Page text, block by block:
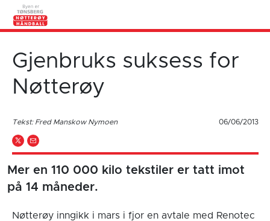
Gjenbruks suksess for
Nøtterøy
Tekst: Fred Manskow Nymoen 06/06/2013
Mer en 110 000 kilo tekstiler er tatt imot
på 14 måneder.
Nøtterøy inngikk i mars i fjor en avtale med Renotec